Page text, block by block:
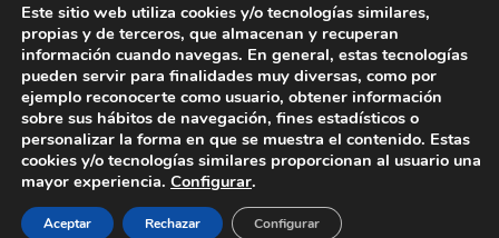
Este sitio web utiliza cookies y/o tecnologías similares,
propias y de terceros, que almacenan y recuperan
información cuando navegas. En general, estas tecnologías
pueden servir para finalidades muy diversas, como por
ejemplo reconocerte como usuario, obtener información
sobre sus hábitos de navegación, fines estadísticos o
personalizar la forma en que se muestra el contenido. Estas
cookies y/o tecnologías similares proporcionan al usuario una
mayor experiencia. Configurar.
Aceptar Rechazar Configurar